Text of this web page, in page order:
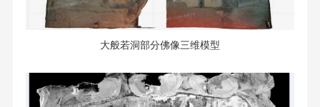
大般若洞部分佛像三维模型